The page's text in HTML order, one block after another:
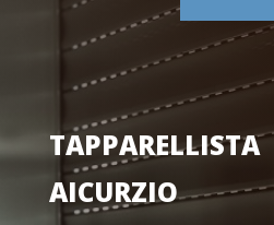
TAPPARELLISTA
AICURZIO